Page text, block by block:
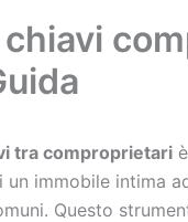
tra comproprietari
immobile intima
Questo